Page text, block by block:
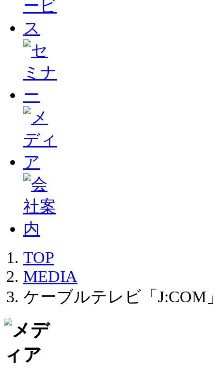
TOP
MEDIA
ケーブルテレビ「J:COM